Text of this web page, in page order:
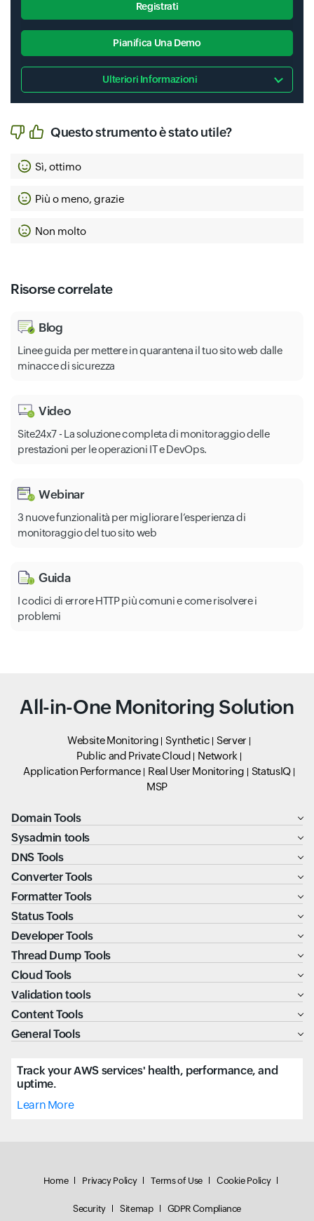
Registrati
Pianifica Una Demo
Ulteriori Informazioni
Questo strumento è stato utile?
Sì, ottimo
Più o meno, grazie
Non molto
Risorse correlate
Blog
Linee guida per mettere in quarantena il tuo sito web dalle
minacce di sicurezza
Video
Site24x7 - La soluzione completa di monitoraggio delle
prestazioni per le operazioni IT e DevOps.
Webinar
3 nuove funzionalità per migliorare l’esperienza di
monitoraggio del tuo sito web
Guida
I codici di errore HTTP più comuni e come risolvere i
problemi
All-in-One Monitoring Solution
Website Monitoring Synthetic
Server
Public and Private Cloud
Network
Application Performance
Real User Monitoring
StatusIQ
MSP
Domain Tools
Sysadmin tools
DNS Tools
Converter Tools
Formatter Tools
Status Tools
Developer Tools
Thread Dump Tools
Cloud Tools
Validation tools
Content Tools
General Tools
Track your AWS services' health, performance, and
uptime.
Learn More
Home Privacy Policy Terms of Use Cookie Policy
Security Sitemap GDPR Compliance